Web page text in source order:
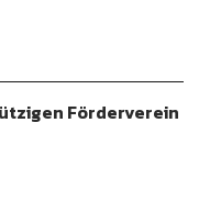
Förderverein